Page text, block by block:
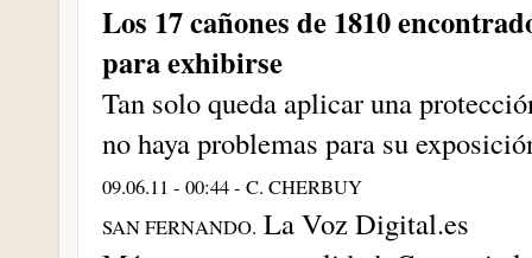
Los 17 cañones de 1810
para exhibirse
Tan solo queda aplicar una
no haya problemas para su
09.06.11 - 00:44 - C. CHERBUY
SAN FERNANDO. La Voz Digital.es